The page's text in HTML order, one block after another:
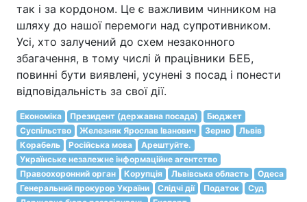
так і за кордоном. Це є важливим чинником на
шляху до нашої перемоги над супротивником.
Усі, хто залучений до схем незаконного
збагачення, в тому числі й працівники БЕБ,
повинні бути виявлені, усунені з посад і понести
відповідальність за свої дії.
Економіка Президент (державна посада)
Бюджет
Суспільство
Железняк Ярослав Іванович Зерно
Львів
Корабель
Російська мова
Арештуйте.
Українське незалежне інформаційне агентство
Правоохоронний орган
Корупція Львівська область
Одеса
Генеральний прокурор України
Слідчі дії Податок
Суд